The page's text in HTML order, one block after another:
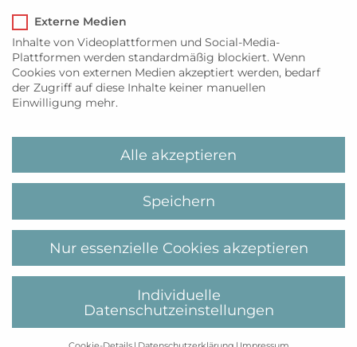
Whisky
Tasting
Ortsführung Keitum „das Kapitänsdorf
erwandern“
Über uns
MyiLands ist Ihre Website rund um Sylt und
Nachrichten, Lifestyleempfehlungen,
Genusshighlights und Insidertipps direkt von
Ihren Lieblingsinseln.
Kategorien
LIFESTYLE
Externe Medien
Inhalte von Videoplattformen und Social-Media-
Plattformen werden standardmäßig blockiert. Wenn
Cookies von externen Medien akzeptiert werden, bedarf
der Zugriff auf diese Inhalte keiner manuellen
Einwilligung mehr.
Alle akzeptieren
Speichern
Nur essenzielle Cookies akzeptieren
Individuelle
Datenschutzeinstellungen